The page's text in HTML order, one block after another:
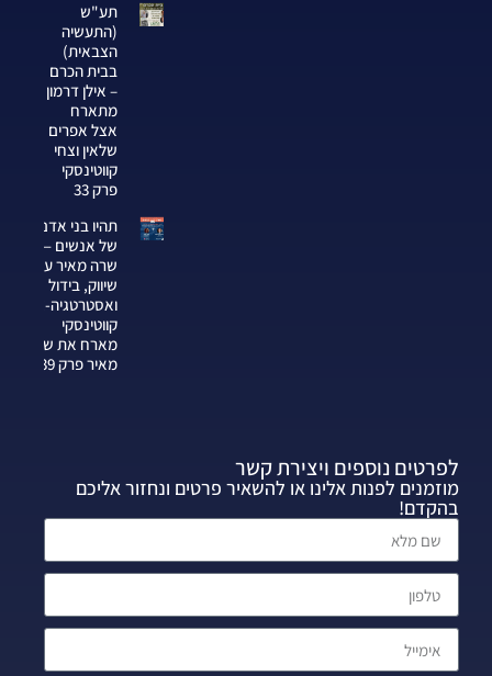
תע"ש
(התעשיה
הצבאית)
בבית הכרם
– אילן דרמון
מתארח
אצל אפרים
שלאין וצחי
קווטינסקי
פרק 33
תהיו בני אדם
של אנשים —
שרה מאיר על
שיווק, בידול
ואסטרטגיה-צחי
קווטינסקי
מארח את שרה
מאיר פרק 339
לפרטים נוספים ויצירת קשר
מוזמנים לפנות אלינו או להשאיר פרטים ונחזור אליכם
בהקדם!